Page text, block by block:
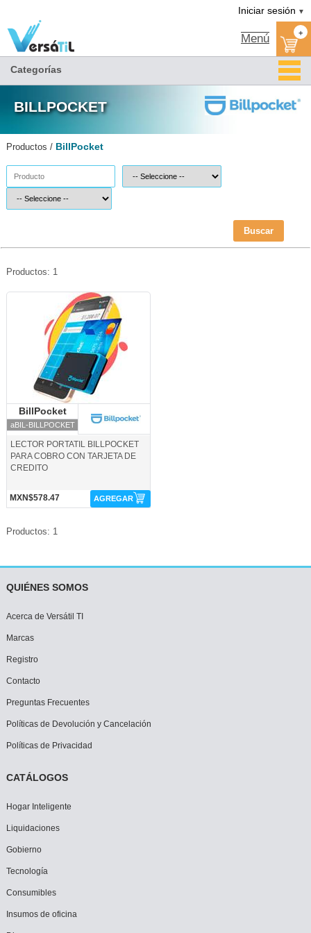
Iniciar sesión ▼
Menú +
Categorías
BILLPOCKET
Productos / BillPocket
Buscar
Productos: 1
aBIL-BILLPOCKET-BillPocket
BillPocket
aBIL-BILLPOCKET
LECTOR PORTATIL BILLPOCKET
PARA COBRO CON TARJETA DE
CREDITO
MXN$578.47 AGREGAR
Productos: 1
QUIÉNES SOMOS
Acerca de Versátil TI
Marcas
Registro
Contacto
Preguntas Frecuentes
Políticas de Devolución y Cancelación
Políticas de Privacidad
CATÁLOGOS
Hogar Inteligente
Liquidaciones
Gobierno
Tecnología
Consumibles
Insumos de oficina